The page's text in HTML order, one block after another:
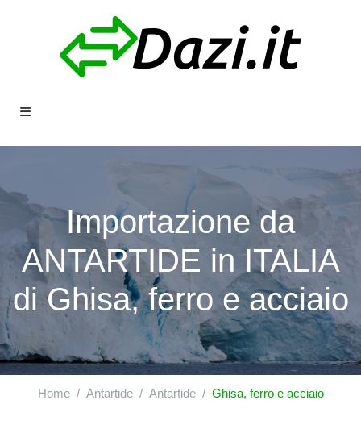
Importazione da
ANTARTIDE in ITALIA
di Ghisa, ferro e acciaio
Home Antartide Antartide Ghisa, ferro e acciaio